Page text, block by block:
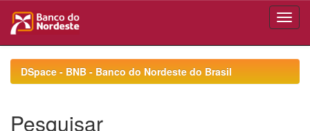
navigationDSpace - BNB - Banco do Nordeste do Brasil
Pesquisar